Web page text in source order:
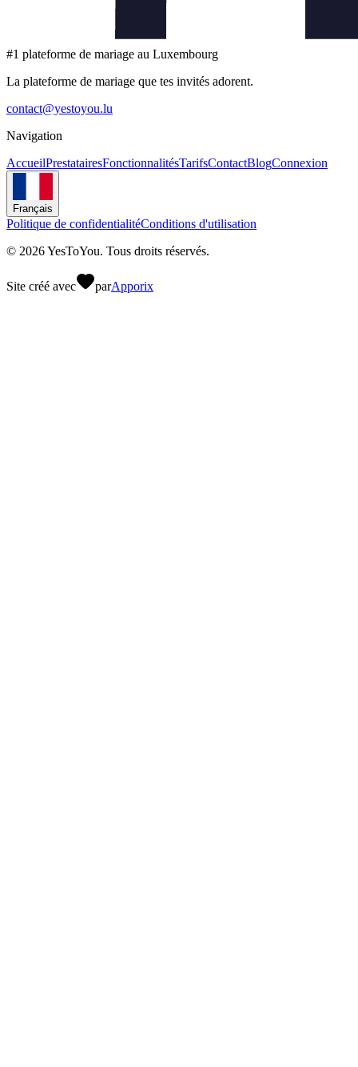
#1 plateforme de mariage au Luxembourg
La plateforme de mariage que tes invités adorent.
contact@yestoyou.lu
Navigation
AccueilPrestatairesFonctionnalitésTarifsContactBlogConnexion
Français
Politique de confidentialitéConditions d'utilisation
© 2026YesToYou. Tous droits réservés.
Site créé avec parApporix